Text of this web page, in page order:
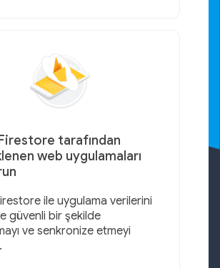
tarafından
web uygulamaları
ile uygulama verilerini
güvenli bir şekilde
ve senkronize etmeyi